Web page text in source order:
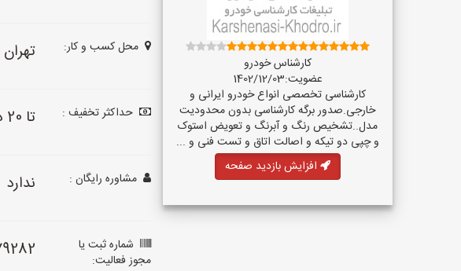
کارشناس خودرو
عضویت:1402/12/03
کارشناسی تخصصی انواع خودرو ایرانی و
خارجی.صدور برگه کارشناسی بدون محدودیت
مدل..تشخیص رنگ و آبرنگ و تعویض استوک
و چپی دو تیکه و اصالت اتاق و تست فنی و ...
افزایش بازدید صفحه
محل کسب و کار:
حداکثر تخفیف : تا 20 درصد
مشاوره رایگان : ندارد
شماره ثبت یا
مجوز فعالیت: